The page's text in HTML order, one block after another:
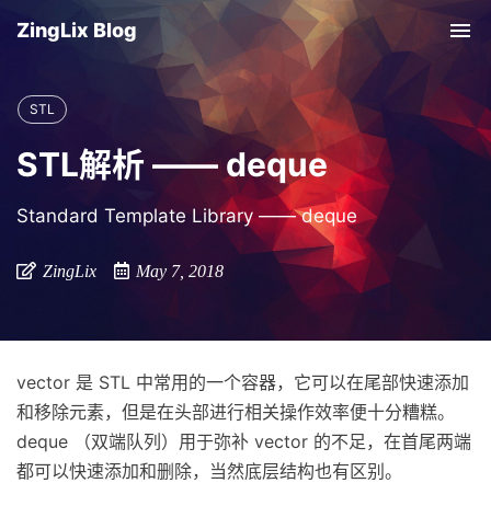
ZingLix Blog
STL
STL解析 —— deque
Standard Template Library —— deque
ZingLix May 7, 2018
vector 是 STL 中常用的一个容器，它可以在尾部快速添加
和移除元素，但是在头部进行相关操作效率便十分糟糕。
deque （双端队列）用于弥补 vector 的不足，在首尾两端
都可以快速添加和删除，当然底层结构也有区别。